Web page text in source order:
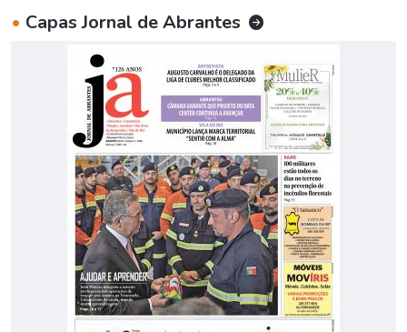
• Capas Jornal de Abrantes